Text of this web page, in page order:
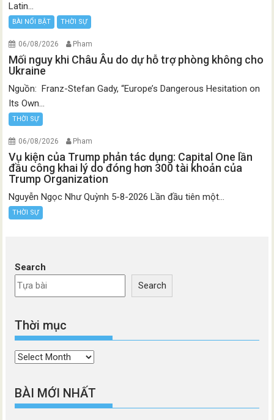
Latin...
BÀI NỔI BẬT THỜI SỰ
06/08/2026 Pham
Mối nguy khi Châu Âu do dự hỗ trợ phòng không cho
Ukraine
Nguồn: Franz-Stefan Gady, “Europe’s Dangerous Hesitation on
Its Own...
THỜI SỰ
06/08/2026 Pham
Vụ kiện của Trump phản tác dụng: Capital One lần
đầu công khai lý do đóng hơn 300 tài khoản của
Trump Organization
Nguyễn Ngọc Như Quỳnh 5-8-2026 Lần đầu tiên một...
THỜI SỰ
Search
Search
Thời mục
Thời
BÀI MỚI NHẤT